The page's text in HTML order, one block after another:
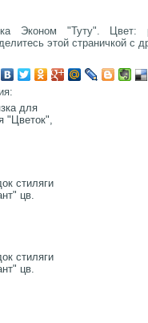
Эконом "Туту". Цвет:
этой страничкой с
для
"Цветок",
стиляги
цв.
стиляги
цв.